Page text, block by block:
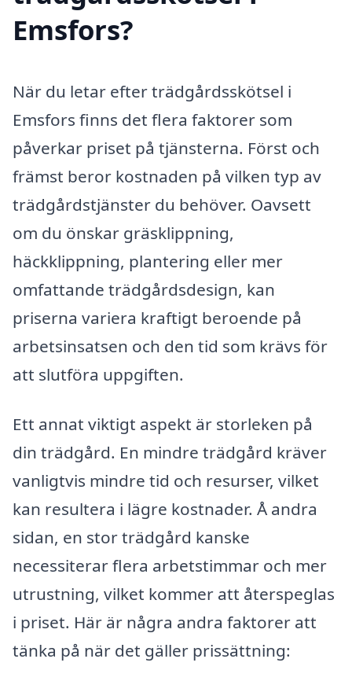
Emsfors?
När du letar efter trädgårdsskötsel i
Emsfors finns det flera faktorer som
påverkar priset på tjänsterna. Först och
främst beror kostnaden på vilken typ av
trädgårdstjänster du behöver. Oavsett
om du önskar gräsklippning,
häckklippning, plantering eller mer
omfattande trädgårdsdesign, kan
priserna variera kraftigt beroende på
arbetsinsatsen och den tid som krävs för
att slutföra uppgiften.
Ett annat viktigt aspekt är storleken på
din trädgård. En mindre trädgård kräver
vanligtvis mindre tid och resurser, vilket
kan resultera i lägre kostnader. Å andra
sidan, en stor trädgård kanske
necessiterar flera arbetstimmar och mer
utrustning, vilket kommer att återspeglas
i priset. Här är några andra faktorer att
tänka på när det gäller prissättning: